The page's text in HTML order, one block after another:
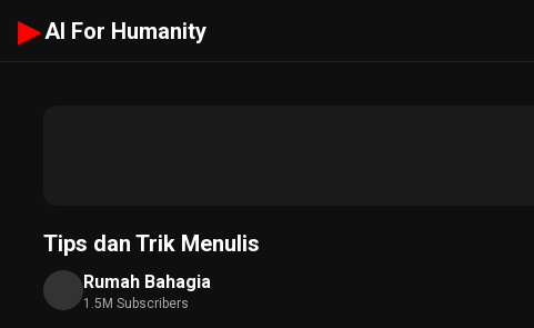
▶ AI For Humanity
Tips dan Trik Menulis
Rumah Bahagia
1.5M Subscribers